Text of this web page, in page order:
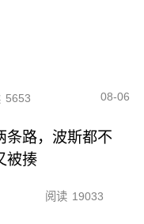
5653 08-06
条路，波斯都不
被揍
阅读 19033